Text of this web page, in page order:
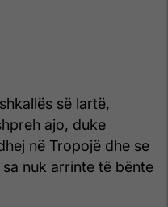
së lartë,
ajo, duke
në Tropojë dhe se
nuk arrinte të bënte